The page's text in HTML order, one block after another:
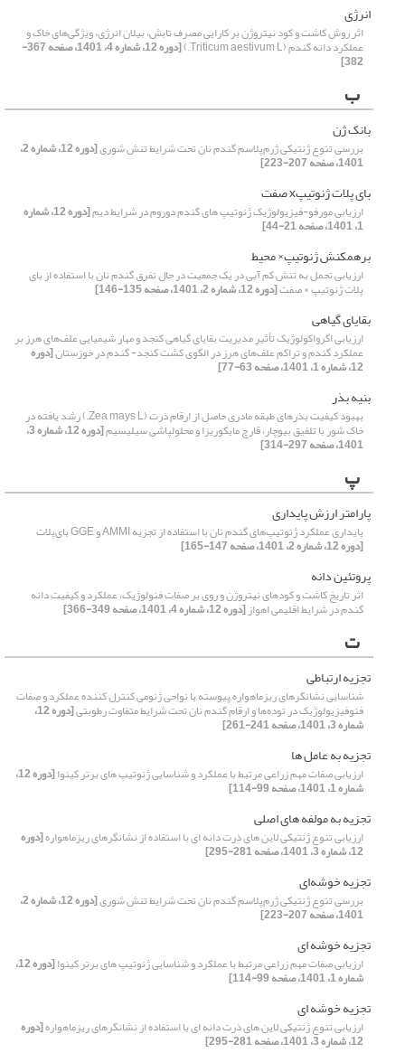
انرژی
اثر روش کاشت و کود نیتروژن بر کارایی مصرف تابش، بیلان انرژی، ویژگی‌های خاک و
عملکرد دانه گندم (Triticum aestivum L.) [دوره 12، شماره 4، 1401، صفحه 367-
382]
ب
بانک ژن
بررسی تنوع ژنتیکی ژرم‌پلاسم گندم نان تحت شرایط تنش شوری [دوره 12، شماره 2،
1401، صفحه 207-223]
بای پلات ژنوتیپx صفت
ارزیابی مورفو-فیزیولوژیک ژنوتیپ های گندم دوروم در شرایط دیم [دوره 12، شماره
1، 1401، صفحه 21-44]
برهمکنش ژنوتیپ× محیط
ارزیابی تحمل به تنش کم آبی در یک جمعیت در حال تفرق گندم نان با استفاده از بای
پلات ژنوتیپ × صفت[دوره 12، شماره 2، 1401، صفحه 135-146]
بقایای گیاهی
ارزیابی اگرواکولوژیک تأثیر مدیریت بقایای گیاهی کنجد و مهار شیمیایی علف‌های هرز بر
عملکرد گندم و تراکم علف‌های هرز در الگوی کشت کنجد- گندم در خوزستان[دوره
12، شماره 1، 1401، صفحه 63-77]
بنیه بذر
بهبود کیفیت بذرهای طبقه مادری حاصل از ارقام ذرت (Zea mays L.) رشد یافته در
خاک شور با تلفیق بیوچار، قارچ مایکوریزا و محلول‏پاشی سیلیسیم [دوره 12، شماره 3،
1401، صفحه 297-314]
پ
پارامتر ارزش پایداری
پایداری عملکرد ژنوتیپ‌های گندم نان با استفاده از تجزیه AMMI و GGE بای‌پلات
[دوره 12، شماره 2، 1401، صفحه 147-165]
پروتئین دانه
اثر تاریخ کاشت و کودهای نیتروژن و روی بر صفات فنولوژیک، عملکرد و کیفیت دانه
گندم در شرایط اقلیمی اهواز[دوره 12، شماره 4، 1401، صفحه 349-366]
ت
تجزیه ارتباطی
شناسایی نشانگرهای ریزماهواره پیوسته با نواحی ژنومی کنترل کننده عملکرد و صفات
فنوفیزیولوژیک در توده‌ها و ارقام گندم نان تحت شرایط متفاوت رطوبتی [دوره 12،
شماره 3، 1401، صفحه 241-261]
تجزیه به عامل ها
ارزیابی صفات مهم زراعی مرتبط با عملکرد و شناسایی ژنوتیپ های برتر کینوا [دوره 12،
شماره 1، 1401، صفحه 99-114]
تجزیه به مولفه های اصلی
ارزیابی تنوع ژنتیکی لاین های ذرت دانه ای با استفاده از نشانگرهای ریزماهواره[دوره
12، شماره 3، 1401، صفحه 281-295]
تجزیه خوشه‌ای
بررسی تنوع ژنتیکی ژرم‌پلاسم گندم نان تحت شرایط تنش شوری [دوره 12، شماره 2،
1401، صفحه 207-223]
تجزیه خوشه ای
ارزیابی صفات مهم زراعی مرتبط با عملکرد و شناسایی ژنوتیپ های برتر کینوا [دوره 12،
شماره 1، 1401، صفحه 99-114]
تجزیه خوشه ای
ارزیابی تنوع ژنتیکی لاین های ذرت دانه ای با استفاده از نشانگرهای ریزماهواره[دوره
12، شماره 3، 1401، صفحه 281-295]